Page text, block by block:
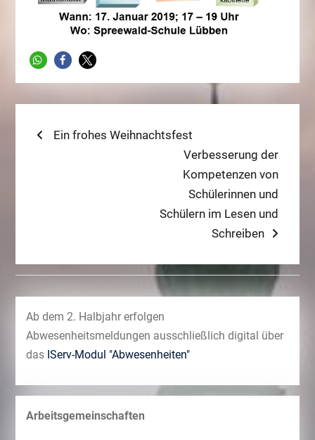
Beitragsnavigation
Previous
Ein frohes Weihnachtsfest
Next
post:
Verbesserung der
Kompetenzen von
Schülerinnen und
Schülern im Lesen und
Schreiben
Ab dem 2. Halbjahr erfolgen
Abwesenheitsmeldungen ausschließlich digital über
das IServ-Modul "Abwesenheiten"
Arbeitsgemeinschaften